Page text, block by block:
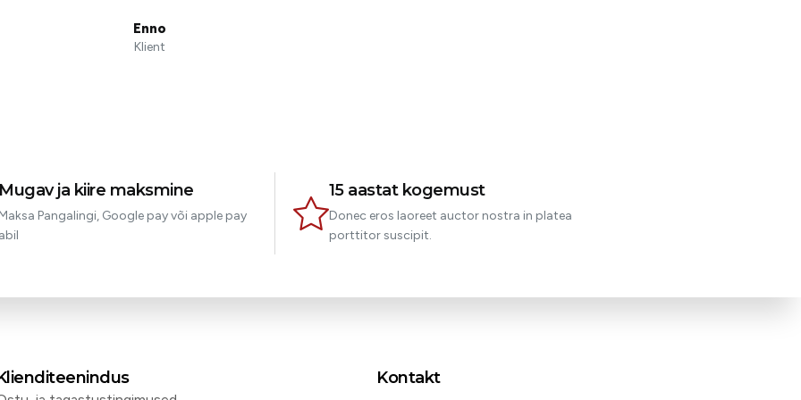
Enno
Klient
ja kiire maksmine
Pangalingi, Google pay või apple pay
15 aastat kogemust
Donec eros laoreet auctor nostra in platea
porttitor suscipit.
Kontakt